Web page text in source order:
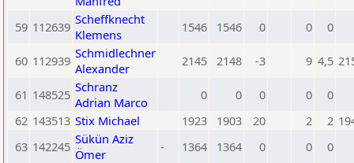
59 112639 Scheffknecht
Klemens
1546 1546 0 0 0
60 112939 Schmidlechner
Alexander
2145 2148 -3 9 4,5
61 148525 Schranz
Adrian Marco
0 0 0 0
0
62 143513 Stix Michael 1923 1903 20 2 2
63 142245 Sükün Aziz
Ömer
- 1364 1364 0 0
0